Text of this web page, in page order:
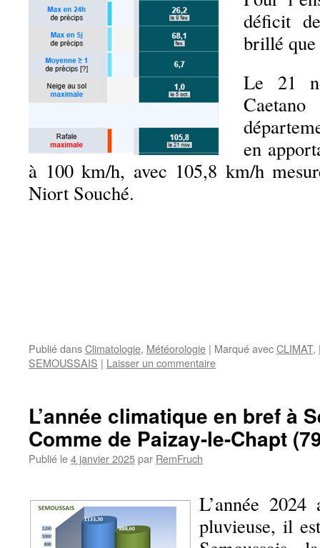
déficit
brillé que
Le 21
en
à 100 km/h, avec 105,8 km/h
Niort Souché.
Publié dansClimatologie, Météorologie | Marqué avecCLIMAT,
SEMOUSSAIS | Laisser un commentaire
L’année climatique en bref à
Comme de Paizay-le-Chapt
Publié le4 janvier 2025par RemFruch
L’année
pluvieuse, il